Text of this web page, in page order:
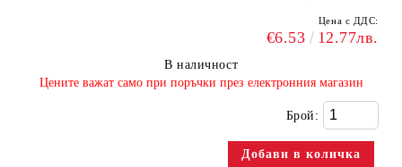
Цена с ДДС:
€6.53 12.77лв.
В наличност
​Цените важат само при поръчки през електронния магазин
Брой: